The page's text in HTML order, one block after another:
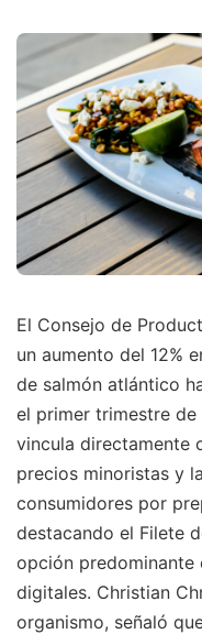
El Consejo de
un aumento del 12%
de salmón atlántico
el primer trimestre
vincula directamente
precios minoristas y
consumidores por
destacando el Filete
opción predominante
digitales. Christian
organismo, señaló